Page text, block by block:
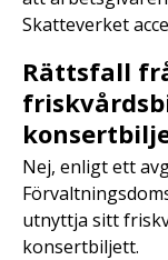
Skatteverket
Rättsfall
Nej, enligt ett
utnyttja sitt
konsertbiljett.